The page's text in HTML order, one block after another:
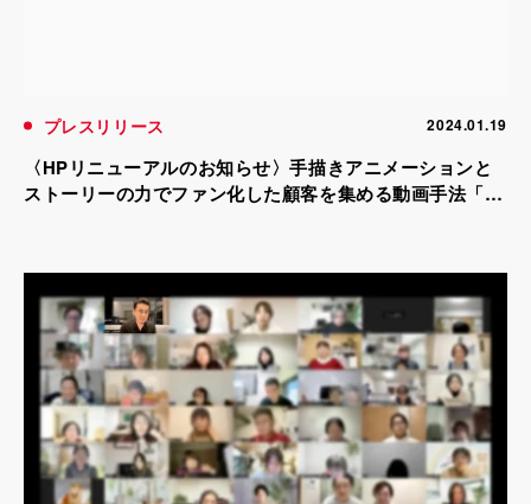
プレスリリース 2024.01.19
〈HPリニューアルのお知らせ〉手描きアニメーションと
ストーリーの力でファン化した顧客を集める動画手法「お